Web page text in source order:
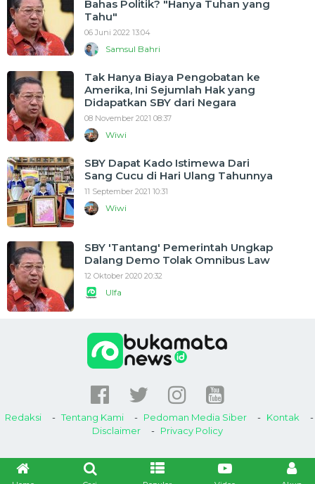
Bahas Politik? "Hanya Tuhan yang
Tahu"
06 Juni 2022 13:04
Samsul Bahri
Tak Hanya Biaya Pengobatan ke
Amerika, Ini Sejumlah Hak yang
Didapatkan SBY dari Negara
08 November 2021 08:37
Wiwi
SBY Dapat Kado Istimewa Dari
Sang Cucu di Hari Ulang Tahunnya
11 September 2021 10:31
Wiwi
SBY 'Tantang' Pemerintah Ungkap
Dalang Demo Tolak Omnibus Law
12 Oktober 2020 20:32
Ulfa
Redaksi Tentang Kami Pedoman Media Siber
Kontak
Disclaimer
Privacy Policy